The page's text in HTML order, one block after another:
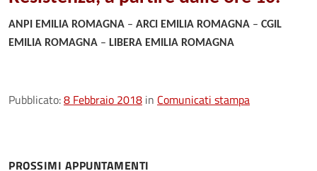
ANPI EMILIA ROMAGNA – ARCI EMILIA ROMAGNA – CGIL
EMILIA ROMAGNA – LIBERA EMILIA ROMAGNA
Pubblicato:8 Febbraio 2018 in Comunicati stampa
PROSSIMI APPUNTAMENTI